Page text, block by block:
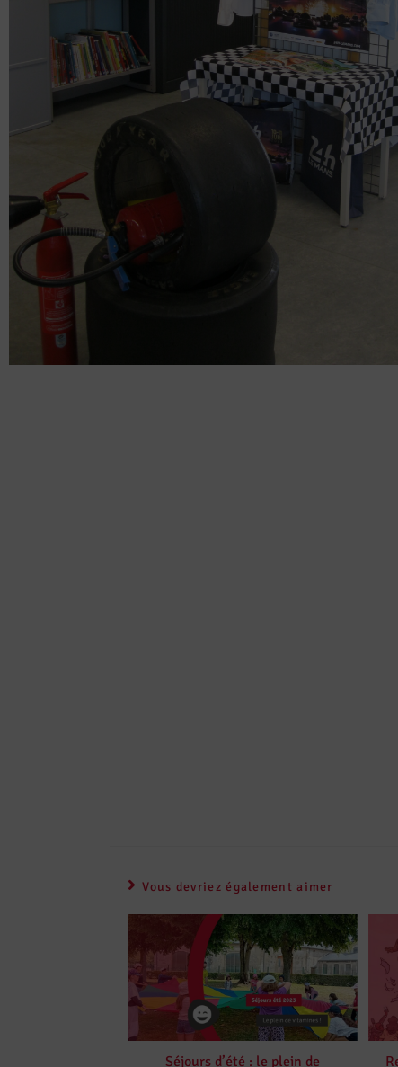
Vous devriez également aimer
Séjours d’été : le plein de